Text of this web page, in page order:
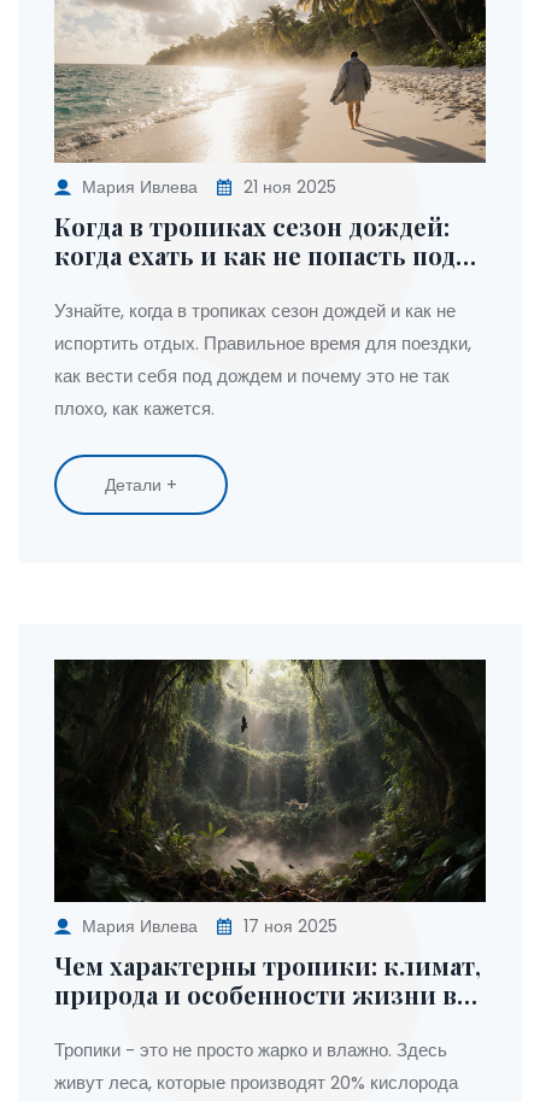
Мария Ивлева 21 ноя 2025
Когда в тропиках сезон дождей:
когда ехать и как не попасть под
Узнайте, когда в тропиках сезон дождей и как не
испортить отдых. Правильное время для поездки,
как вести себя под дождем и почему это не так
плохо, как кажется.
Детали +
Мария Ивлева 17 ноя 2025
Чем характерны тропики: климат,
природа и особенности жизни в
Тропики - это не просто жарко и влажно. Здесь
живут леса, которые производят 20% кислорода